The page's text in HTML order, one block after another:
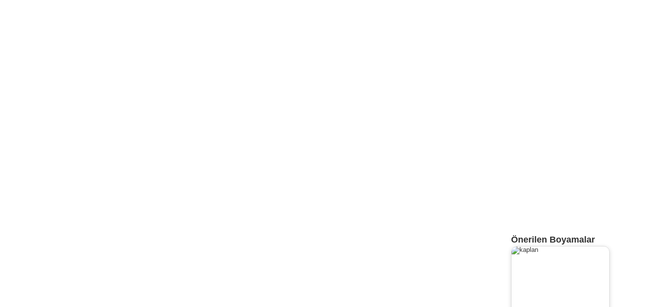
Önerilen Boyamalar